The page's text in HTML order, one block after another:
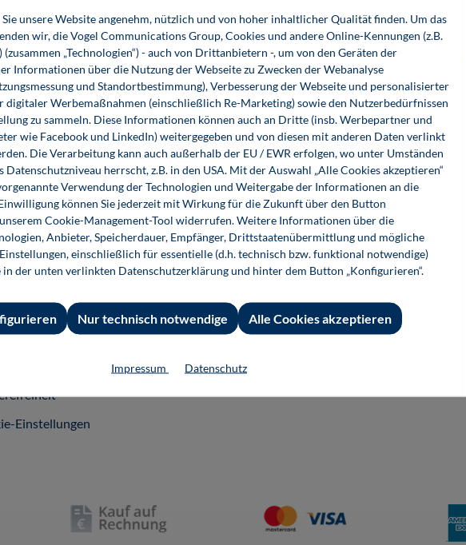
Informationen
widerrufen
und
Einstellungen
Shop-Service
Ansprechpartner
Support
InfoClick
Prüfstückbestellung
Nutzungsrechte
Für Autor-/innen
Fachbuch publizieren
unsere Website angenehm, nützlich und von hoher inhaltlicher Qualität finden. Um das
wir, die Vogel Communications Group, Cookies und andere Online-Kennungen (z.B.
„Technologien“) - auch von Drittanbietern -, um von den Geräten der
Informationen über die Nutzung der Webseite zu Zwecken der Webanalyse
und Standortbestimmung), Verbesserung der Webseite und personalisierter
digitaler Werbemaßnahmen (einschließlich Re-Marketing) sowie den Nutzerbedürfnissen
zu sammeln. Diese Informationen können auch an Dritte (insb. Werbepartner und
wie Facebook und LinkedIn) weitergegeben und von diesen mit anderen Daten verlinkt
Die Verarbeitung kann auch außerhalb der EU / EWR erfolgen, wo unter Umständen
Datenschutzniveau herrscht, z.B. in den USA. Mit der Auswahl „Alle Cookies akzeptieren“
Verwendung der Technologien und Weitergabe der Informationen an die
können Sie jederzeit mit Wirkung für die Zukunft über den Button
Cookie-Management-Tool widerrufen. Weitere Informationen über die
Anbieter, Speicherdauer, Empfänger, Drittstaatenübermittlung und mögliche
einschließlich für essentielle (d.h. technisch bzw. funktional notwendige)
in der unten verlinkten Datenschutzerklärung und hinter dem Button „Konfigurieren“.
Nur technisch notwendige Alle Cookies akzeptieren
Impressum Datenschutz